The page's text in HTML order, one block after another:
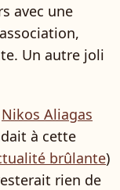
avec une
Un autre joli
Nikos Aliagas
à cette
brûlante)
rien de